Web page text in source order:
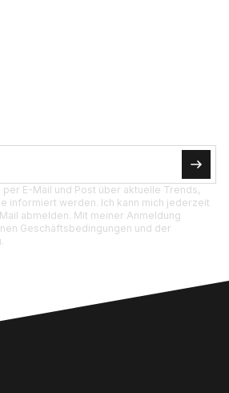
E-Mail und Post über aktuelle Trends,
informiert werden. Ich kann mich jederzeit
abmelden. Mit meiner Anmeldung
Geschäftsbedingungen und der